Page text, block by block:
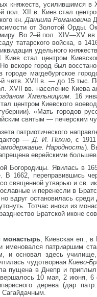
княжеств, усилившимся в
пол. XII в. Киев стал
кн.Даниила Романовича
от Золотой Орды.
Во 2–й пол. XIV—XV вв.
татарского войска, в
удельного
стал центром
вскоре город был
магдебургское
четв. XVII в. — до 15 тыс.
вв. население Киева
Хмельницким. 16
центром Киевского
«Мать городов
святым — печерским
патриотического
—Д. И. Пихно, с
Народность).
еврейскими
Богородицы. Явилась в
1662, переправившись
священной утварью и
и перенесли в
вдруг остановилась
Тотчас иноки из
Братской иконе
, Киевская еп., в
патриаршим
и основал здесь
чудотворная Киево-
пущена в Днепр и
10 мая, 2 июня,
дерева (дар
Сагайдачным.